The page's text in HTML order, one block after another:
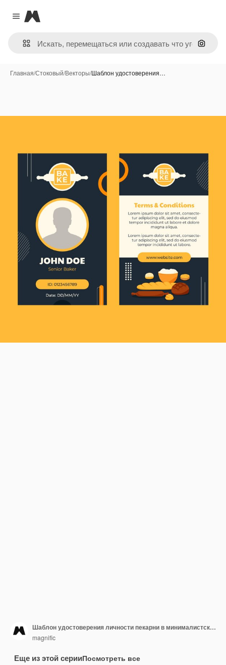
Close menu
Magnific
Поиск
Главная/Стоковый/Векторы/Шаблон удостоверения…
Шаблон удостоверения личности пекарни в минималистском стиле
magnific
Еще из этой серииПосмотреть все